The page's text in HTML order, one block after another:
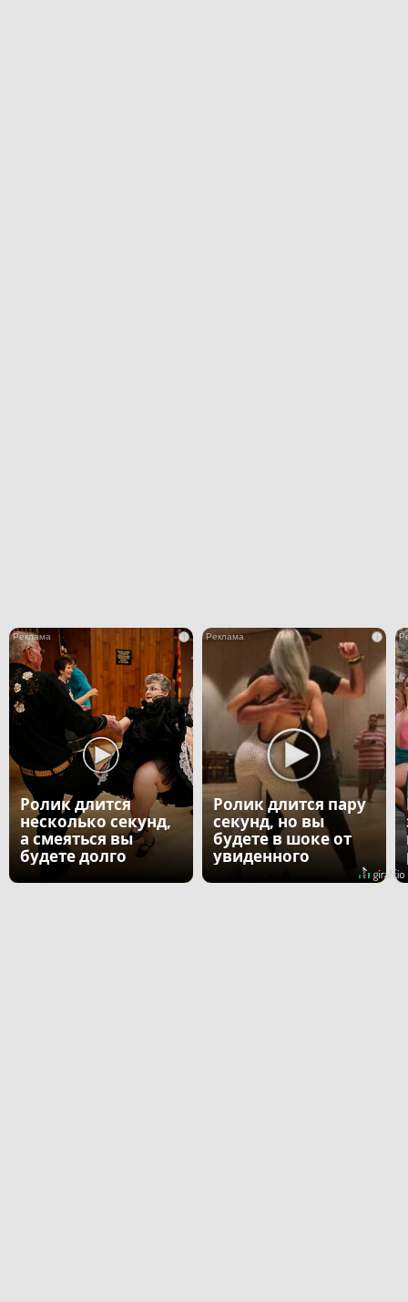
i
Ролик длится
несколько секунд,
а смеяться вы
будете долго
i
Ролик длится пару
секунд, но вы
будете в шоке от
увиденного